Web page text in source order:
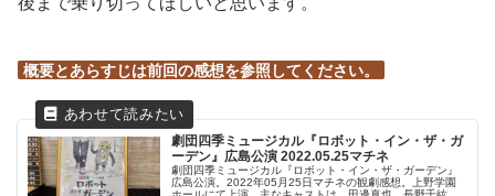
概要とあらすじは前回の感想を参照してください。
劇団四季ミュージカル『ロボット・イン・ザ・ガ
ーデン』広島公演 2022.05.25マチネ
劇団四季ミュージカル『ロボット・イン・ザ・ガーデン』
広島公演。2022年05月25日マチネの観劇感想。上野学園